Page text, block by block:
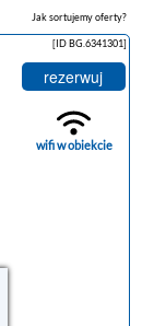
Jak sortujemy oferty?
[ID BG.6341301]
rezerwuj
wifi w obiekcie